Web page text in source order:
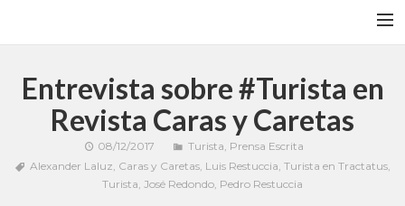
DISCOGRAFÍA
TURISTA
ARTÍCULOS
Entrevista sobre #Turista en
Revista Caras y Caretas
08/12/2017 Turista, Prensa Escrita
Alexander Laluz, Caras y Caretas, Luis Restuccia, Turista en Tractatus,
Turista, José Redondo, Pedro Restuccia